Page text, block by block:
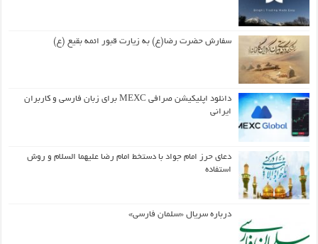
سفارش حضرت رضا(ع) به زیارت قبور ائمه بقیع (ع)
دانلود اپلیکیشن صرافی MEXC برای زبان فارسی و کاربران
ایرانی
دعای حرز امام جواد با دستخط امام رضا علیهما السلام و روش
استفاده
درباره سریال «سلمان فارسی»